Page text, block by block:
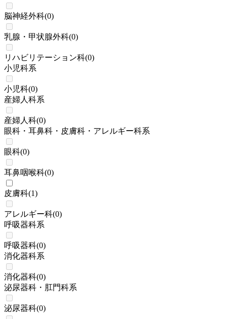
脳神経外科(0)
乳腺・甲状腺外科(0)
リハビリテーション科(0)
小児科系
小児科(0)
産婦人科系
産婦人科(0)
眼科・耳鼻科・皮膚科・アレルギー科系
眼科(0)
耳鼻咽喉科(0)
皮膚科(1)
アレルギー科(0)
呼吸器科系
呼吸器科(0)
消化器科系
消化器科(0)
泌尿器科・肛門科系
泌尿器科(0)